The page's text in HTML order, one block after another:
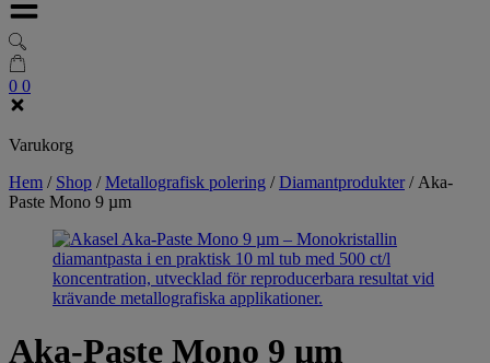
0 0
Varukorg
Hem / Shop /Metallografisk polering /Diamantprodukter / Aka-
Paste Mono 9 µm
Aka-Paste Mono 9 µm